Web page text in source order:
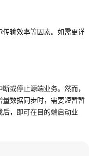
传输效率等因素。如需更详
或停止源端业务。然而，
数据同步时，需要短暂暂
，即可在目的端启动业